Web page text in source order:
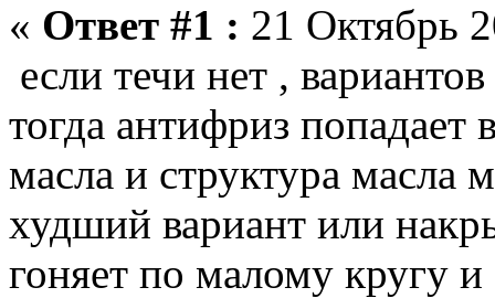
« Ответ #1 : 21 Октябрь
если течи нет ,
тогда антифриз попадает
масла и структура масла
худший вариант или
гоняет по малому кругу